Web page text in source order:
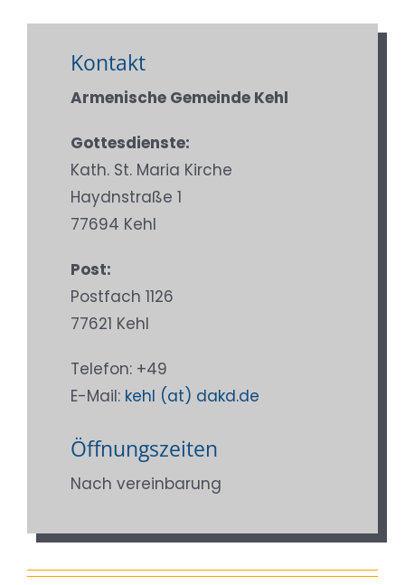
Kontakt
Armenische Gemeinde Kehl
Gottesdienste:
Kath. St. Maria Kirche
Haydnstraße 1
77694 Kehl
Post:
Postfach 1126
77621 Kehl
Telefon: +49
E-Mail: kehl (at) dakd.de
Öffnungszeiten
Nach vereinbarung